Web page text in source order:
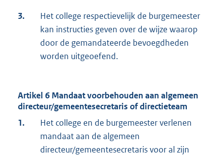
3.
Het college respectievelijk de burgemeester
kan instructies geven over de wijze waarop
door de gemandateerde bevoegdheden
worden uitgeoefend.
Artikel 6 Mandaat voorbehouden aan algemeen
directeur/gemeentesecretaris of directieteam
1.
Het college en de burgemeester verlenen
mandaat aan de algemeen
directeur/gemeentesecretaris voor al zijn